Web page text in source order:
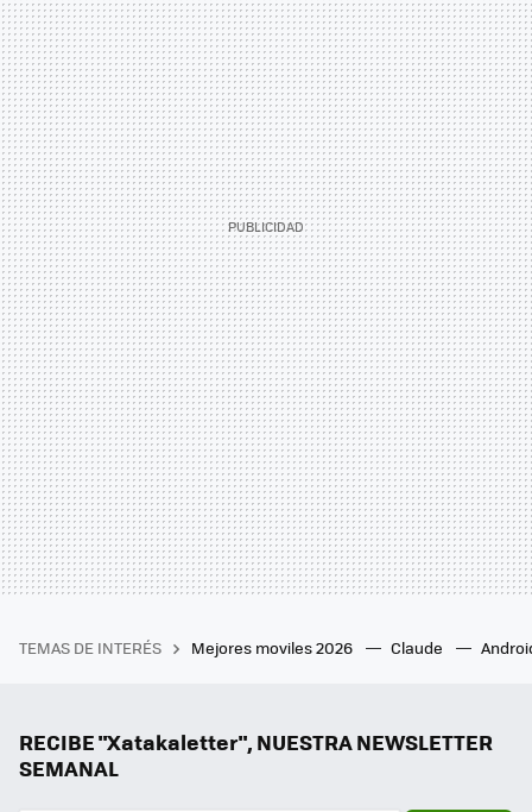
TEMAS DE INTERÉS Mejores moviles 2026 Claude
RECIBE "Xatakaletter", NUESTRA NEWSLETTER
SEMANAL